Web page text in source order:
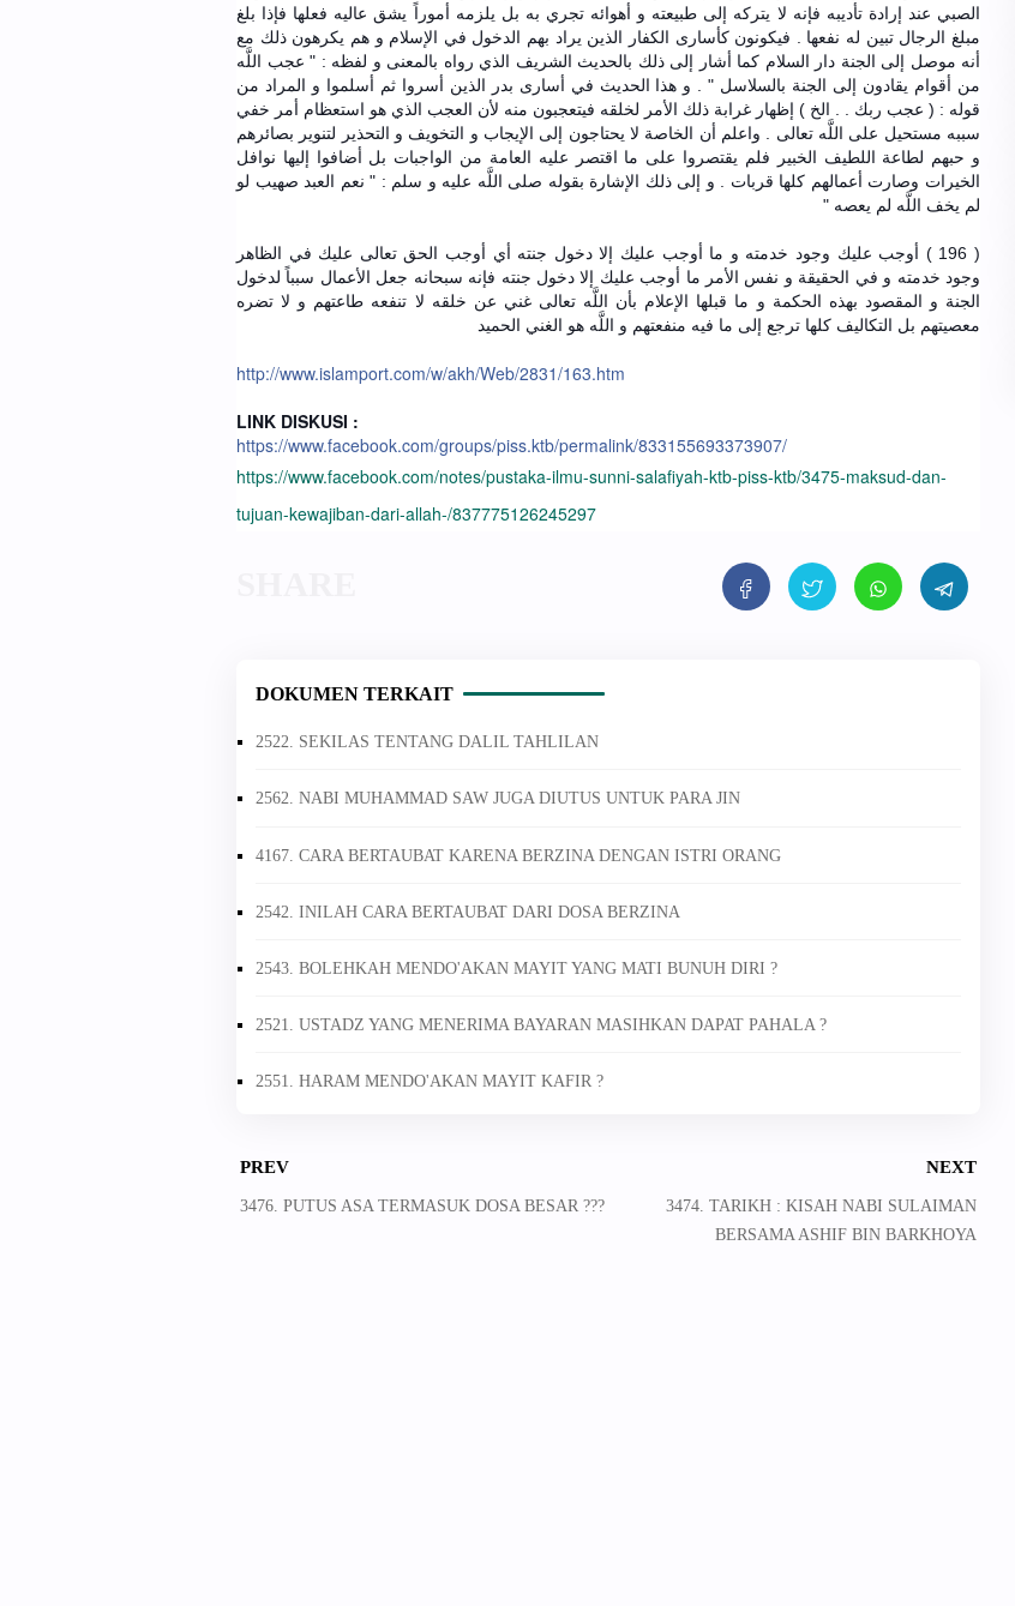
الصبي عند إرادة تأديبه فإنه لا يتركه إلى طبيعته و أهوائه تجري به بل يلزمه أموراً يشق عاليه فعلها فإذا بلغ
مبلغ الرجال تبين له نفعها . فيكونون كأسارى الكفار الذين يراد بهم الدخول في الإسلام و هم يكرهون ذلك مع
أنه موصل إلى الجنة دار السلام كما أشار إلى ذلك بالحديث الشريف الذي رواه بالمعنى و لفظه : " عجب اللَّه
من أقوام يقادون إلى الجنة بالسلاسل " . و هذا الحديث في أسارى بدر الذين أسروا ثم أسلموا و المراد من
قوله : ( عجب ربك . . الخ ) إظهار غرابة ذلك الأمر لخلقه فيتعجبون منه لأن العجب الذي هو استعظام أمر خفي
سببه مستحيل على اللَّه تعالى . واعلم أن الخاصة لا يحتاجون إلى الإيجاب و التخويف و التحذير لتنوير بصائرهم
و حبهم لطاعة اللطيف الخبير فلم يقتصروا على ما اقتصر عليه العامة من الواجبات بل أضافوا إليها نوافل
الخيرات وصارت أعمالهم كلها قربات . و إلى ذلك الإشارة بقوله صلى اللَّه عليه و سلم : " نعم العبد صهيب لو
لم يخف اللَّه لم يعصه "
( 196 ) أوجب عليك وجود خدمته و ما أوجب عليك إلا دخول جنته أي أوجب الحق تعالى عليك في الظاهر
وجود خدمته و في الحقيقة و نفس الأمر ما أوجب عليك إلا دخول جنته فإنه سبحانه جعل الأعمال سبباً لدخول
الجنة و المقصود بهذه الحكمة و ما قبلها الإعلام بأن اللَّه تعالى غني عن خلقه لا تنفعه طاعتهم و لا تضره
معصيتهم بل التكاليف كلها ترجع إلى ما فيه منفعتهم و اللَّه هو الغني الحميد
http://www.islamport.com/w/akh/Web/2831/163.htm
LINK DISKUSI :
https://www.facebook.com/groups/piss.ktb/permalink/833155693373907/
https://www.facebook.com/notes/pustaka-ilmu-sunni-salafiyah-ktb-piss-ktb/3475-maksud-dan-
tujuan-kewajiban-dari-allah-/837775126245297
DOKUMEN TERKAIT
2522. SEKILAS TENTANG DALIL TAHLILAN
2562. NABI MUHAMMAD SAW JUGA DIUTUS UNTUK PARA JIN
4167. CARA BERTAUBAT KARENA BERZINA DENGAN ISTRI ORANG
2542. INILAH CARA BERTAUBAT DARI DOSA BERZINA
2543. BOLEHKAH MENDO'AKAN MAYIT YANG MATI BUNUH DIRI ?
2521. USTADZ YANG MENERIMA BAYARAN MASIHKAN DAPAT PAHALA ?
2551. HARAM MENDO'AKAN MAYIT KAFIR ?
PREV
3476. PUTUS ASA TERMASUK DOSA BESAR ???
NEXT
3474. TARIKH : KISAH NABI SULAIMAN
BERSAMA ASHIF BIN BARKHOYA